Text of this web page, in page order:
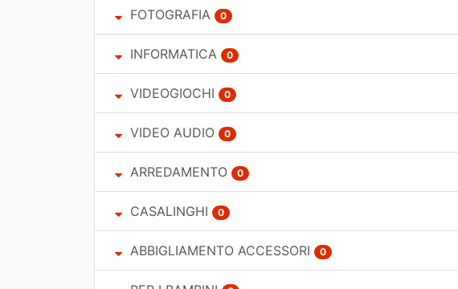
FOTOGRAFIA 0
INFORMATICA 0
VIDEOGIOCHI 0
VIDEO AUDIO 0
ARREDAMENTO 0
CASALINGHI 0
ABBIGLIAMENTO ACCESSORI 0